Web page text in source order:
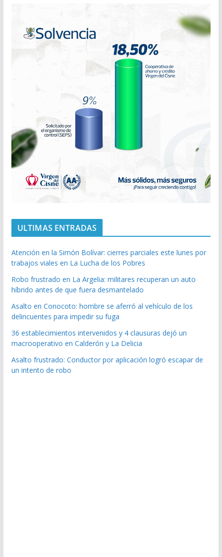
ULTIMAS ENTRADAS
Atención en la Simón Bolívar: cierres parciales este lunes por
trabajos viales en La Lucha de los Pobres
Robo frustrado en La Argelia: militares recuperan un auto
híbrido antes de que fuera desmantelado
Asalto en Conocoto: hombre se aferró al vehículo de los
delincuentes para impedir su fuga
36 establecimientos intervenidos y 4 clausuras dejó un
macrooperativo en Calderón y La Delicia
Asalto frustrado: Conductor por aplicación logró escapar de
un intento de robo